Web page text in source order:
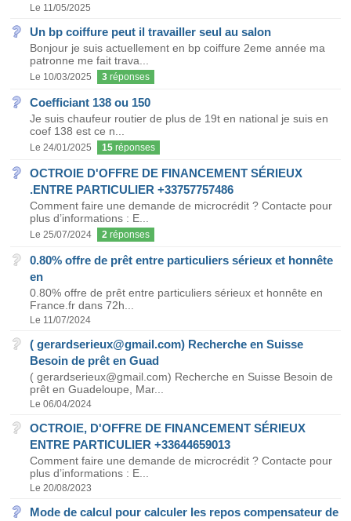
Le 11/05/2025
Un bp coiffure peut il travailler seul au salon
Bonjour je suis actuellement en bp coiffure 2eme année ma
patronne me fait trava...
Le 10/03/2025 3 réponses
Coefficiant 138 ou 150
Je suis chaufeur routier de plus de 19t en national je suis en
coef 138 est ce n...
Le 24/01/2025 15 réponses
OCTROIE D'OFFRE DE FINANCEMENT SÉRIEUX
.ENTRE PARTICULIER +33757757486
Comment faire une demande de microcrédit ? Contacte pour
plus d’informations : E...
Le 25/07/2024 2 réponses
0.80% offre de prêt entre particuliers sérieux et honnête
en
0.80% offre de prêt entre particuliers sérieux et honnête en
France.fr dans 72h...
Le 11/07/2024
( gerardserieux@gmail.com) Recherche en Suisse
Besoin de prêt en Guad
( gerardserieux@gmail.com) Recherche en Suisse Besoin de
prêt en Guadeloupe, Mar...
Le 06/04/2024
OCTROIE, D'OFFRE DE FINANCEMENT SÉRIEUX
ENTRE PARTICULIER +33644659013
Comment faire une demande de microcrédit ? Contacte pour
plus d’informations : E...
Le 20/08/2023
Mode de calcul pour calculer les repos compensateur de